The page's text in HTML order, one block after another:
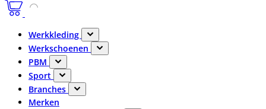
Werkkleding
Werkschoenen
PBM
Sport
Branches
Merken